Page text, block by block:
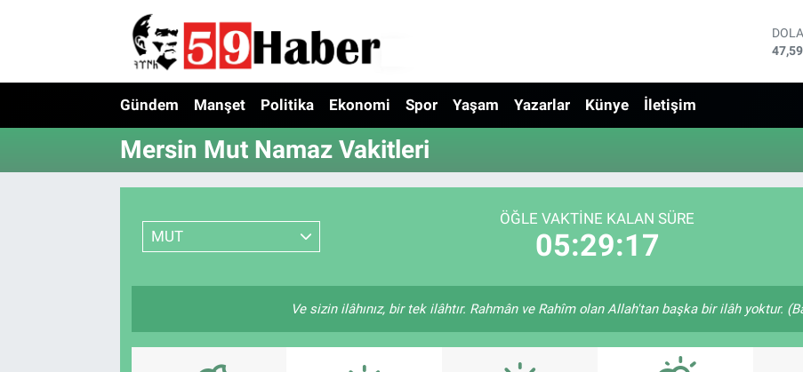
Gündem Manşet Politika Ekonomi Spor Yaşam Yazarlar Künye İletişim
Mersin Mut Namaz Vakitleri
MUT
ÖĞLE VAKTINE KALAN SÜRE
05:29:17
Ve sizin ilâhınız, bir tek ilâhtır. Rahmân ve Rahîm olan Allah'tan başka bir ilâh yoktur.